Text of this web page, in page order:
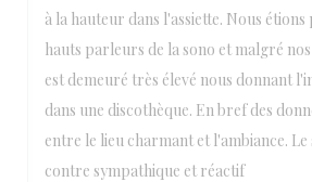
à la hauteur dans l'assiette. Nous
hauts parleurs de la sono et malgré
est demeuré très élevé nous donnant
dans une discothèque. En bref des
entre le lieu charmant et l'ambiance.
contre sympathique et réactif